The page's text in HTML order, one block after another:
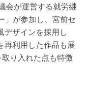
会が運営する就労継
」が参加し、宮前セ
デザインを採用し
再利用した作品も展
り入れた点も特徴